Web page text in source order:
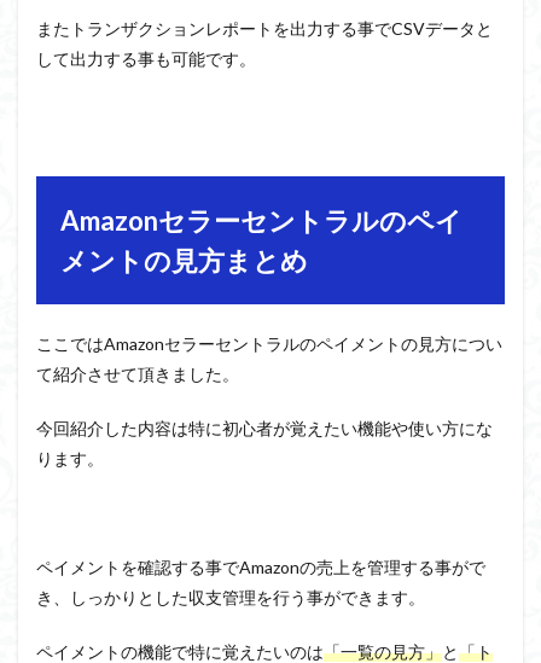
またトランザクションレポートを出力する事でCSVデータと
して出力する事も可能です。
Amazonセラーセントラルのペイ
メントの見方まとめ
ここではAmazonセラーセントラルのペイメントの見方につい
て紹介させて頂きました。
今回紹介した内容は特に初心者が覚えたい機能や使い方にな
ります。
ペイメントを確認する事でAmazonの売上を管理する事がで
き、しっかりとした収支管理を行う事ができます。
ペイメントの機能で特に覚えたいのは「一覧の見方」と「ト